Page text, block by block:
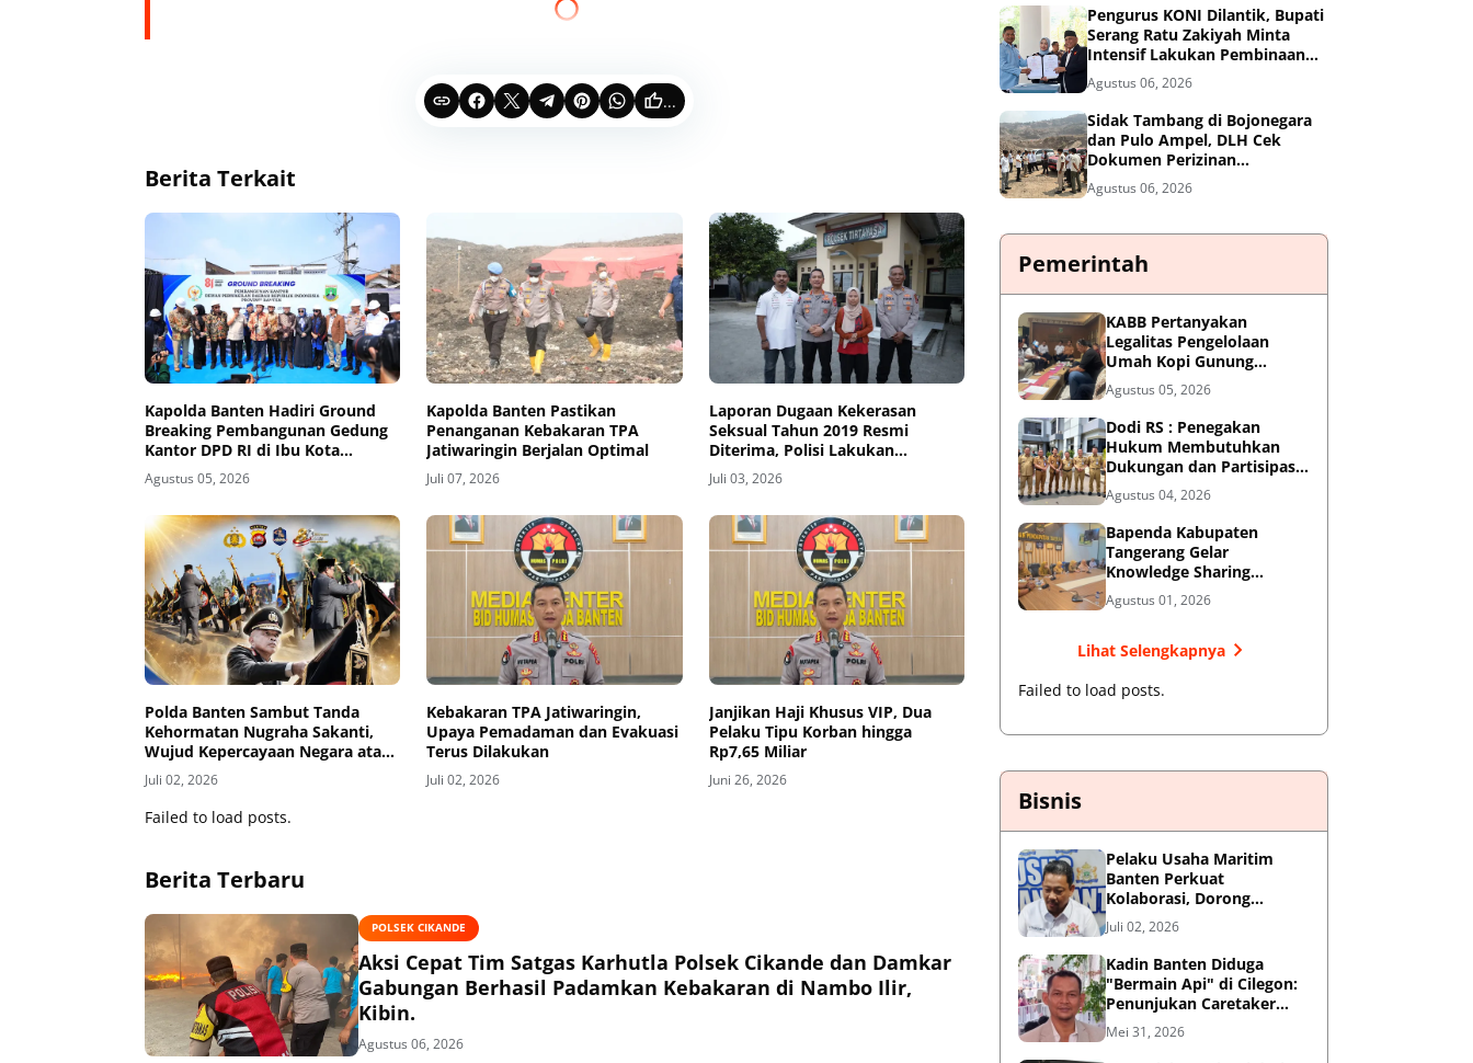
...
Berita Terkait
Kapolda Banten Hadiri Ground
Breaking Pembangunan Gedung
Kantor DPD RI di Ibu Kota
Provinsi Banten
Agustus 05, 2026
Kapolda Banten Pastikan
Penanganan Kebakaran TPA
Jatiwaringin Berjalan Optimal
Juli 07, 2026
Laporan Dugaan Kekerasan
Seksual Tahun 2019 Resmi
Diterima, Polisi Lakukan
Penyelidikan
Juli 03, 2026
Polda Banten Sambut Tanda
Kehormatan Nugraha Sakanti,
Wujud Kepercayaan Negara atas
Kinerja Polri
Juli 02, 2026
Kebakaran TPA Jatiwaringin,
Upaya Pemadaman dan Evakuasi
Terus Dilakukan
Juli 02, 2026
Janjikan Haji Khusus VIP, Dua
Pelaku Tipu Korban hingga
Rp7,65 Miliar
Juni 26, 2026
Failed to load posts.
Berita Terbaru
POLSEK CIKANDE
Aksi Cepat Tim Satgas Karhutla Polsek Cikande dan Damkar
Gabungan Berhasil Padamkan Kebakaran di Nambo Ilir,
Kibin.
Agustus 06, 2026
Pengurus KONI Dilantik, Bupati
Serang Ratu Zakiyah Minta
Intensif Lakukan Pembinaan
Cabor
Agustus 06, 2026
Sidak Tambang di Bojonegara
dan Pulo Ampel, DLH Cek
Dokumen Perizinan
Perusahaan
Agustus 06, 2026
Pemerintah
KABB Pertanyakan
Legalitas Pengelolaan
Umah Kopi Gunung
Karang, Desak Pemprov
Banten Buka Dokumen
Pengelolaan Aset
Agustus 05, 2026
Dodi RS : Penegakan
Hukum Membutuhkan
Dukungan dan Partisipasi
Aktif Seluruh Elemen
Masyarakat.
Agustus 04, 2026
Bapenda Kabupaten
Tangerang Gelar
Knowledge Sharing
"Belajar Dasar AI" dalam
KATALIS P2DD X DIGDAYA
Agustus 01, 2026
Lihat Selengkapnya
Failed to load posts.
Bisnis
Pelaku Usaha Maritim
Banten Perkuat
Kolaborasi, Dorong
Kemajuan Sektor
Pelabuhan
Juli 02, 2026
Kadin Banten Diduga
"Bermain Api" di Cilegon:
Penunjukan Caretaker
Dipertanyakan, Berpotensi
Konflik Kepentingan
Mei 31, 2026